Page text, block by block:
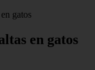
gatos
en gatos